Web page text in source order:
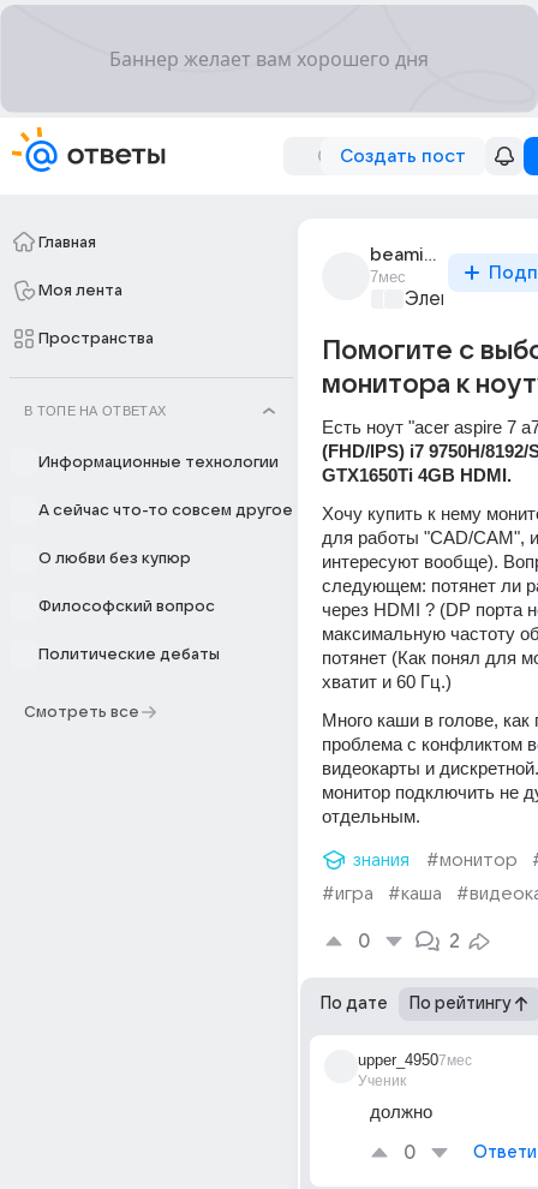
Создать пост
Главная
Моя лента
Пространства
В ТОПЕ НА ОТВЕТАХ
Информационные технологии
А сейчас что-то совсем другое
О любви без купюр
Философский вопрос
Политические дебаты
Смотреть все
beaming_0482
7мес
Электроника
Помогите с
монитора к
(FHD/IPS) i7 9750H/8192/
GTX1650Ti 4GB HDMI.
Хочу купить к нему
для работы "CAD/CAM",
интересуют вообще).
следующем: потянет ли
через HDMI ? (DP порта
максимальную частоту
потянет (Как понял для
хватит и 60 Гц.)
Много каши в голове, как
проблема с конфликтом
видеокарты и
монитор подключить не
отдельным.
знания #монитор
#игра
#каша
0 2
По дате По рейтингу
upper_4950
Ученик
7мес
должно
0